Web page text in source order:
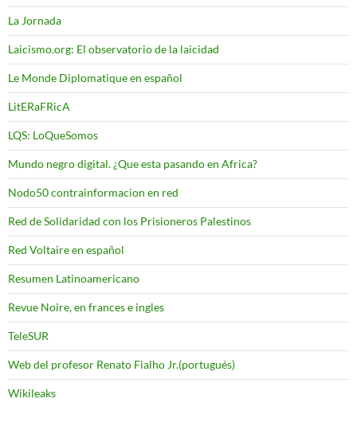
La Jornada
Laicismo.org: El observatorio de la laicidad
Le Monde Diplomatique en español
LitERaFRicA
LQS: LoQueSomos
Mundo negro digital. ¿Que esta pasando en Africa?
Nodo50 contrainformacion en red
Red de Solidaridad con los Prisioneros Palestinos
Red Voltaire en español
Resumen Latinoamericano
Revue Noire, en frances e ingles
TeleSUR
Web del profesor Renato Fialho Jr.(portugués)
Wikileaks